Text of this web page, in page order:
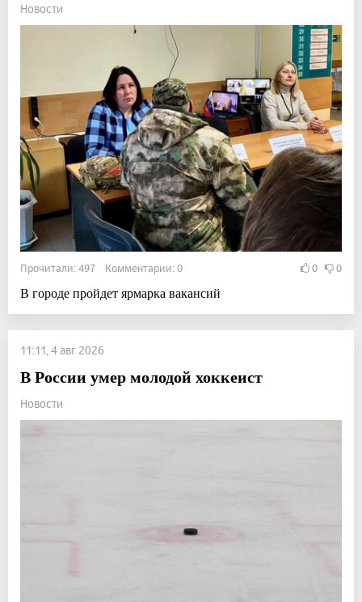
Новости
Прочитали: 497 Комментарии: 0 0 0
В городе пройдет ярмарка вакансий
11:11, 4 авг 2026
В России умер молодой хоккеист
Новости